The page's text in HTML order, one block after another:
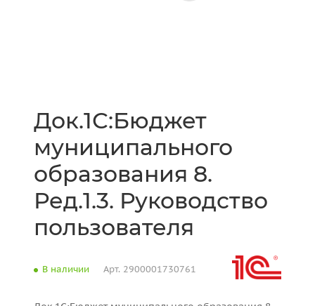
Док.1С:Бюджет
муниципального
образования 8.
Ред.1.3. Руководство
пользователя
В наличии Арт. 2900001730761